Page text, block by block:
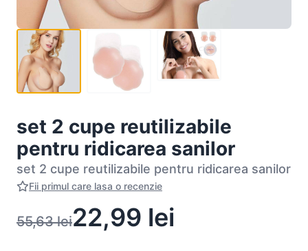
set 2 cupe reutilizabile
pentru ridicarea sanilor
set 2 cupe reutilizabile pentru ridicarea sanilor
Fii primul care lasa o recenzie
55,63lei22,99 lei